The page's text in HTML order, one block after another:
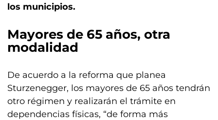
los municipios.
Mayores de 65 años, otra
modalidad
De acuerdo a la reforma que planea
Sturzenegger, los mayores de 65 años tendrán
otro régimen y realizarán el trámite en
dependencias físicas, “de forma más